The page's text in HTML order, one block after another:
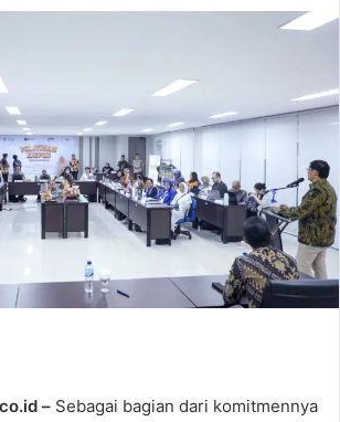
– Sebagai bagian dari komitmennya